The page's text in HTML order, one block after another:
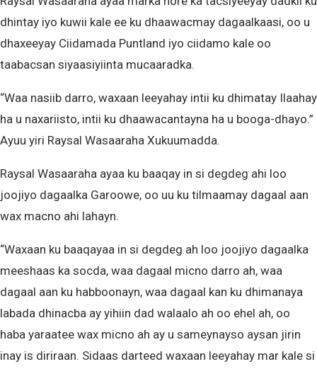
dhintay iyo kuwii kale ee ku dhaawacmay dagaalkaasi, oo u
dhaxeeyay Ciidamada Puntland iyo ciidamo kale oo
taabacsan siyaasiyiinta mucaaradka.
“Waa nasiib darro, waxaan leeyahay intii ku dhimatay Ilaahay
ha u naxariisto, intii ku dhaawacantayna ha u booga-dhayo.”
Ayuu yiri Raysal Wasaaraha Xukuumadda.
Raysal Wasaaraha ayaa ku baaqay in si degdeg ahi loo
joojiyo dagaalka Garoowe, oo uu ku tilmaamay dagaal aan
wax macno ahi lahayn.
“Waxaan ku baaqayaa in si degdeg ah loo joojiyo dagaalka
meeshaas ka socda, waa dagaal micno darro ah, waa
dagaal aan ku habboonayn, waa dagaal kan ku dhimanaya
labada dhinacba ay yihiin dad walaalo ah oo ehel ah, oo
haba yaraatee wax micno ah ay u sameynayso aysan jirin
inay is diriraan. Sidaas darteed waxaan leeyahay mar kale si